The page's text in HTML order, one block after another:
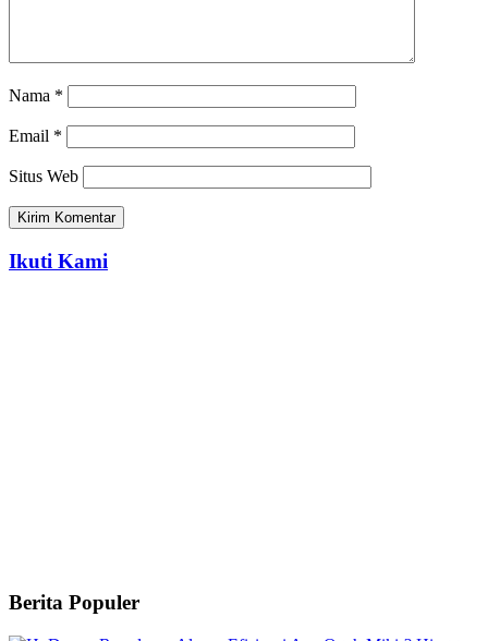
Nama *
Email *
Situs Web
Ikuti Kami
Berita Populer